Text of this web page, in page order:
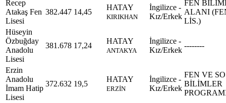
Recep
Atakaş Fen
Lisesi
382.447 14,45
HATAY
KIRIKHAN
İngilizce -
Kız/Erkek
FEN
ALANI
LİS.)
Hüseyin
Özbuğday
Anadolu
Lisesi
381.678 17,24
HATAY
ANTAKYA
İngilizce -
Kız/Erkek
--------
Erzin
Anadolu
İmam Hatip
Lisesi
372.632 19,5
HATAY
ERZİN
İngilizce -
Kız/Erkek
FEN VE
BİLİMLER